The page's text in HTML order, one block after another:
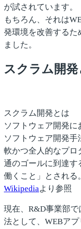
が試されています。
もちろん、それは
発環境を改善するた
ました。
スクラム開
スクラム開発とは
ソフトウェア開発
ソフトウェア開発
軟かつ全人的なプロ
通のゴールに到達す
働くこと」とされる。
Wikipediaより参照
現在、R&D事業部
法として、WEBア